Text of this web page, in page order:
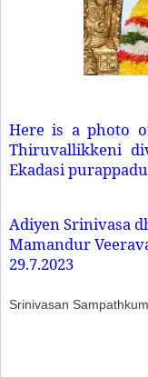
Here is a photo
Thiruvallikkeni
Ekadasi
Adiyen Srinivasa
Mamandur
29.7.2023
Srinivasan